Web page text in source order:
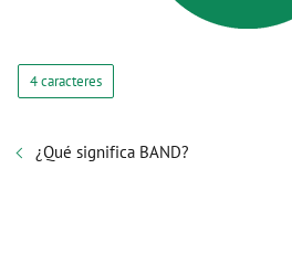
4 caracteres
¿Qué significa BAND?